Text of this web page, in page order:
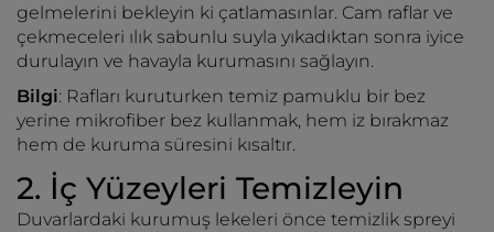
gelmelerini bekleyin ki çatlamasınlar. Cam raflar ve
çekmeceleri ılık sabunlu suyla yıkadıktan sonra iyice
durulayın ve havayla kurumasını sağlayın.
Bilgi: Rafları kuruturken temiz pamuklu bir bez
yerine mikrofiber bez kullanmak, hem iz bırakmaz
hem de kuruma süresini kısaltır.
2. İç Yüzeyleri Temizleyin
Duvarlardaki kurumuş lekeleri önce temizlik spreyi